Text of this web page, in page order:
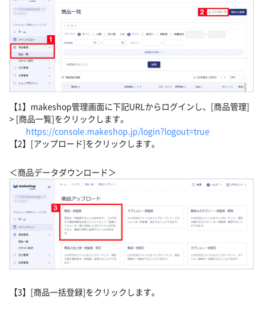
【1】makeshop管理画面に下記URLからログインし、[商品管理]
> [商品一覧]をクリックします。
https://console.makeshop.jp/login?logout=true
【2】[アップロード]をクリックします。
＜商品データダウンロード＞
【3】[商品一括登録]をクリックします。